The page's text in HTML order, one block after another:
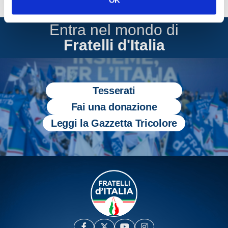
Entra nel mondo di
Fratelli d'Italia
Tesserati
Fai una donazione
Leggi la Gazzetta Tricolore